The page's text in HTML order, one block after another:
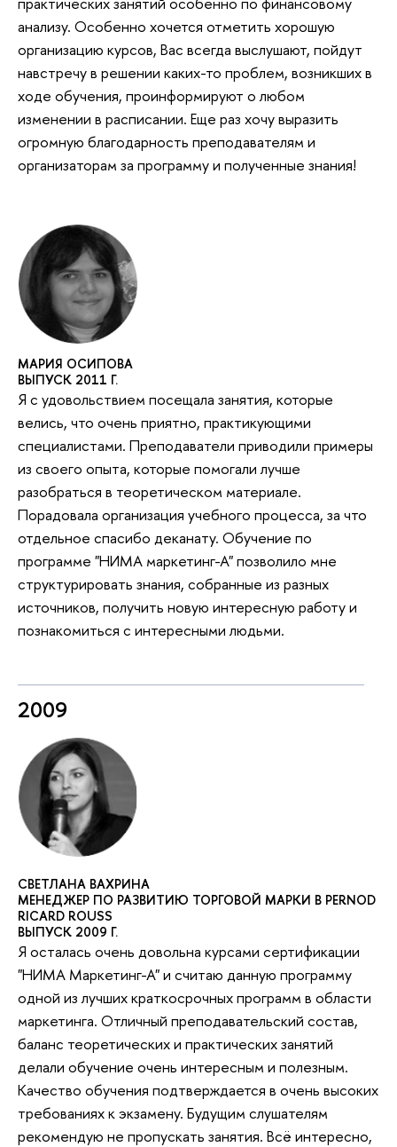
анализу. Особенно хочется отметить хорошую
организацию курсов, Вас всегда выслушают, пойдут
навстречу в решении каких-то проблем, возникших в
ходе обучения, проинформируют о любом
изменении в расписании. Еще раз хочу выразить
огромную благодарность преподавателям и
организаторам за программу и полученные знания!
МАРИЯ ОСИПОВА
ВЫПУСК 2011 Г.
Я с удовольствием посещала занятия, которые
велись, что очень приятно, практикующими
специалистами. Преподаватели приводили примеры
из своего опыта, которые помогали лучше
разобраться в теоретическом материале.
Порадовала организация учебного процесса, за что
отдельное спасибо деканату. Обучение по
программе "НИМА маркетинг-А" позволило мне
структурировать знания, собранные из разных
источников, получить новую интересную работу и
познакомиться с интересными людьми.
2009
СВЕТЛАНА ВАХРИНА
МЕНЕДЖЕР ПО РАЗВИТИЮ ТОРГОВОЙ МАРКИ В PERNOD
RICARD ROUSS
ВЫПУСК 2009 Г.
Я осталась очень довольна курсами сертификации
"НИМА Маркетинг-А" и считаю данную программу
одной из лучших краткосрочных программ в области
маркетинга. Отличный преподавательский состав,
баланс теоретических и практических занятий
делали обучение очень интересным и полезным.
Качество обучения подтверждается в очень высоких
требованиях к экзамену. Будущим слушателям
рекомендую не пропускать занятия. Всё интересно,